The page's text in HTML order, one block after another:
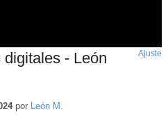
- León
Ajuste
por
León M.